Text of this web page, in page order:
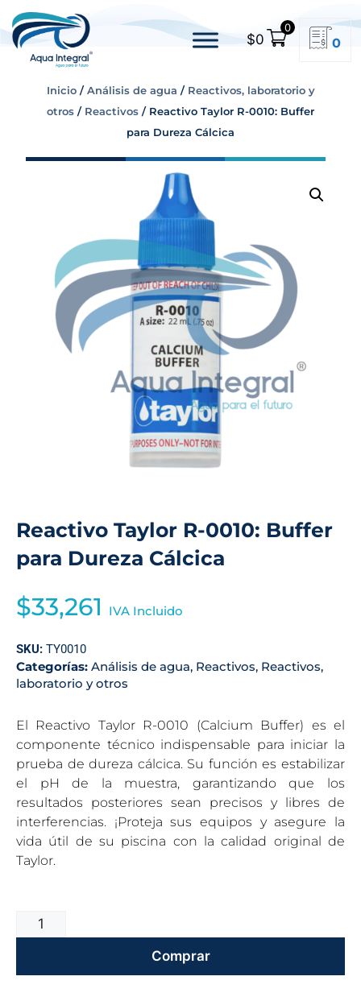
$0
0
0
Inicio/Análisis de agua / Reactivos, laboratorio y
otros / Reactivos / Reactivo Taylor R-0010: Buffer
para Dureza Cálcica
Reactivo Taylor R-0010: Buffer
para Dureza Cálcica
$33,261 IVA Incluido
SKU: TY0010
Categorías: Análisis de agua, Reactivos, Reactivos,
laboratorio y otros
El Reactivo Taylor R-0010 (Calcium Buffer) es el
componente técnico indispensable para iniciar la
prueba de dureza cálcica. Su función es estabilizar
el pH de la muestra, garantizando que los
resultados posteriores sean precisos y libres de
interferencias. ¡Proteja sus equipos y asegure la
vida útil de su piscina con la calidad original de
Taylor.
Comprar